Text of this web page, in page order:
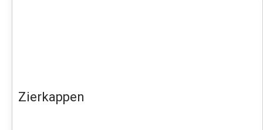
Zierkappen